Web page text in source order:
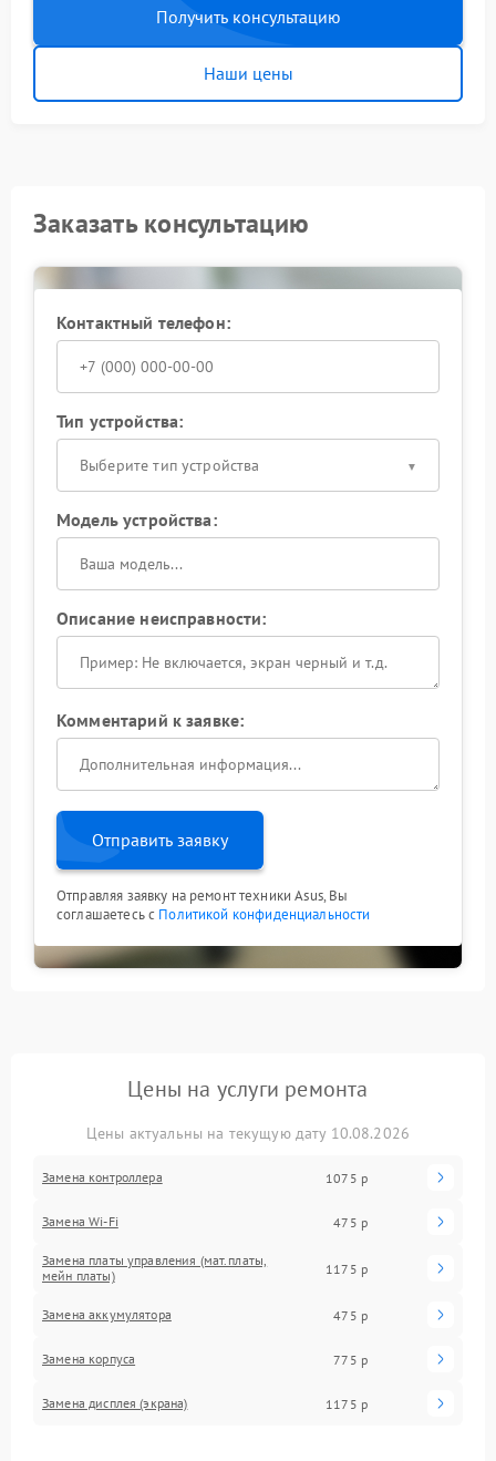
Получить консультацию
Наши цены
Заказать консультацию
Контактный телефон:
Тип устройства:
Выберите тип устройства
Модель устройства:
Описание неисправности:
Комментарий к заявке:
Отправить заявку
Отправляя заявку на ремонт техники Asus, Вы
соглашаетесь с Политикой конфиденциальности
Цены на услуги ремонта
Цены актуальны на текущую дату 10.08.2026
Замена контроллера 1075 р
Замена Wi-Fi 475 р
Замена платы управления (мат.платы,
мейн платы)
1175 р
Замена аккумулятора 475 р
Замена корпуса 775 р
Замена дисплея (экрана) 1175 р